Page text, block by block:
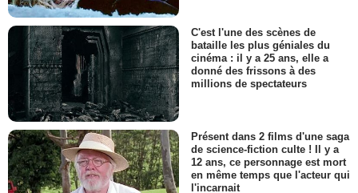
C'est l'une des scènes de
bataille les plus géniales du
cinéma : il y a 25 ans, elle a
donné des frissons à des
millions de spectateurs
Présent dans 2 films d'une saga
de science-fiction culte ! Il y a
12 ans, ce personnage est mort
en même temps que l'acteur qui
l'incarnait